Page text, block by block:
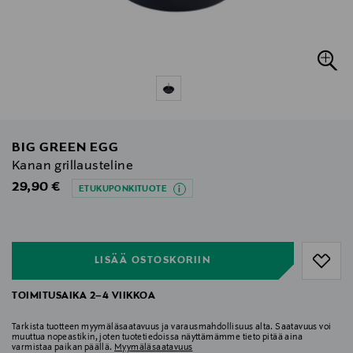
BIG GREEN EGG
Kanan grillausteline
Original Price
29,90 € ETUKUPONKITUOTE
LISÄÄ OSTOSKORIIN
TOIMITUSAIKA 2–4 VIIKKOA
Tarkista tuotteen myymäläsaatavuus ja varausmahdollisuus alta. Saatavuus voi
muuttua nopeastikin, joten tuotetiedoissa näyttämämme tieto pitää aina
varmistaa paikan päällä. Myymäläsaatavuus